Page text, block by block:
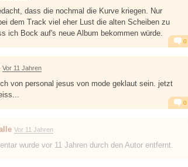
dass die nochmal die Kurve kriegen. Nur
dem Track viel eher Lust die alten Scheiben zu
ich Bock auf's neue Album bekommen würde.
Alarm Antworten
0
Vor 11 Jahren
von personal jesus von mode geklaut sein. jetzt
0
Vor 11 Jahren
wurde vor 11 Jahren durch den Autor entfernt.